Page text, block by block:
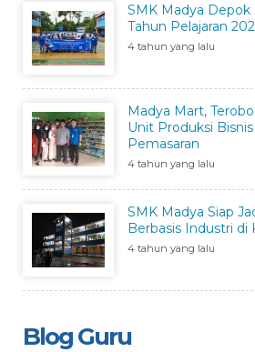
SMK Madya Depok
Tahun Pelajaran
4 tahun yang lalu
Madya Mart,
Unit Produksi
Pemasaran
4 tahun yang lalu
SMK Madya Siap
Berbasis Industri di
4 tahun yang lalu
Blog Guru